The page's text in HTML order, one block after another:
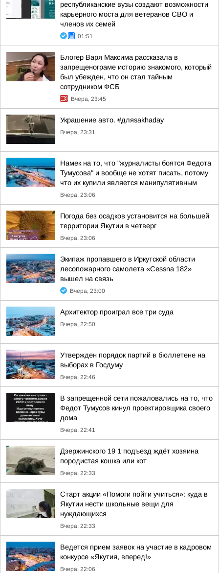
республиканские вузы создают возможности
карьерного моста для ветеранов СВО и
членов их семей
01:51
Блогер Варя Максима рассказала в
запрещенограме историю знакомого, который
был убежден, что он стал тайным
сотрудником ФСБ
Вчера, 23:45
Украшение авто. #дляsakhaday
Вчера, 23:31
Намек на то, что "журналисты боятся Федота
Тумусова" и вообще не хотят писать, потому
что их купили является манипулятивным
Вчера, 23:06
Погода без осадков установится на большей
территории Якутии в четверг
Вчера, 23:06
Экипаж пропавшего в Иркутской области
лесопожарного самолета «Cessna 182»
вышел на связь
Вчера, 23:00
Архитектор проиграл все три суда
Вчера, 22:50
Утвержден порядок партий в бюллетене на
выборах в Госдуму
Вчера, 22:46
В запрещенной сети пожаловались на то, что
Федот Тумусов кинул проектировщика своего
дома
Вчера, 22:41
Дзержинского 19 1 подъезд ждёт хозяина
породистая кошка или кот
Вчера, 22:33
Старт акции «Помоги пойти учиться»: куда в
Якутии нести школьные вещи для
нуждающихся
Вчера, 22:33
Ведется прием заявок на участие в кадровом
конкурсе «Якутия, вперед!»
Вчера, 22:06